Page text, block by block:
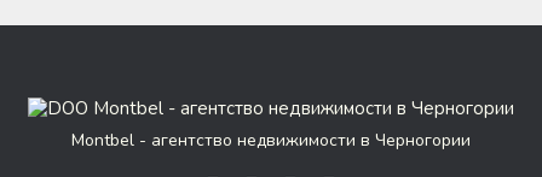
Montbel - агентство недвижимости в Черногории